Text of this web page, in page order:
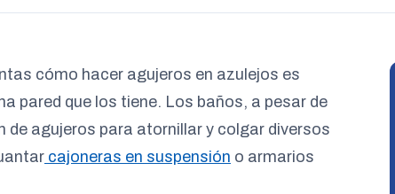
cómo hacer agujeros en azulejos es
pared que los tiene. Los baños, a pesar de
agujeros para atornillar y colgar diversos
cajoneras en suspensión o armarios